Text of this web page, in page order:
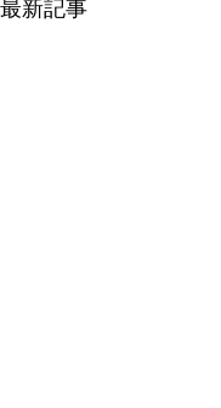
最新記事